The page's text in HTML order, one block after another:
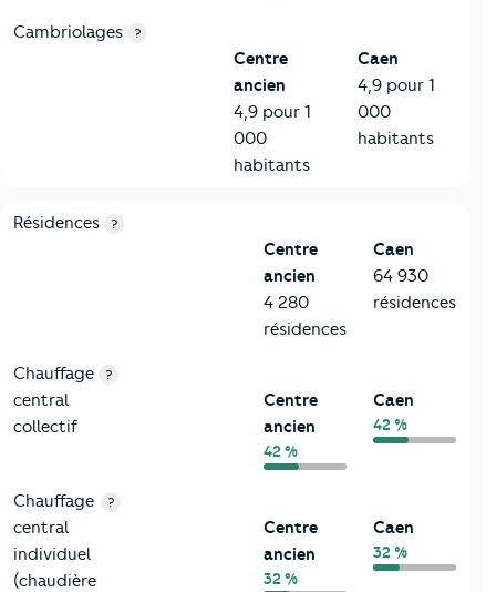
Cambriolages ?
Centre
ancien
4,9 pour 1
000
habitants
Caen
4,9 pour 1
000
habitants
8-Chauffage
Critères Centre ancien
Résidences ?
Centre
ancien
4 280
résidences
Caen
64 930
résidences
Chauffage
central
collectif
?
Centre
ancien
42 %
Caen
42 %
Chauffage
central
individuel
(chaudière
?
Centre
ancien
32 %
Caen
32 %